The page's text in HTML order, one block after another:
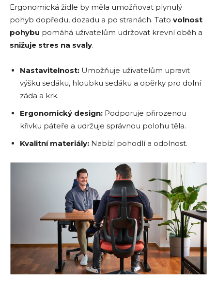
Ergonomická židle by měla umožňovat plynulý
pohyb dopředu, dozadu a po stranách. Tato volnost
pohybu pomáhá uživatelům udržovat krevní oběh a
snižuje stres na svaly.
Nastavitelnost: Umožňuje uživatelům upravit
výšku sedáku, hloubku sedáku a opěrky pro dolní
záda a krk.
Ergonomický design: Podporuje přirozenou
křivku páteře a udržuje správnou polohu těla.
Kvalitní materiály: Nabízí pohodlí a odolnost.